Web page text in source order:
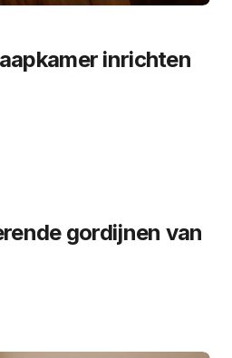
inrichten
gordijnen van